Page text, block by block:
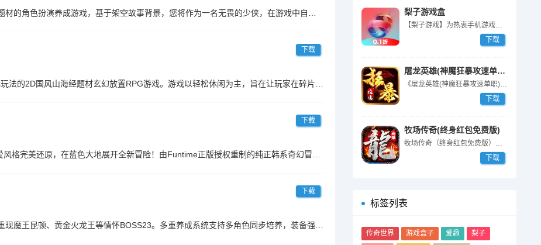
梨子游戏盒
【梨子游戏】为热衷手机游戏用户量身定制的手游盒子APP，其中拥有海量最...
下载
屠龙英雄(神魔狂暴攻速单职)
《屠龙英雄(神魔狂暴攻速单职)》是一款1.80单职业版本传奇手游。体验...
下载
牧场传奇(终身红包免费版)
牧场传奇（终身红包免费版）是一款全新经典单职业中变免费版传奇，每天登录...
下载
标签列表
传奇世界 游戏盒子 爱趣
梨子
下载
下载
下载